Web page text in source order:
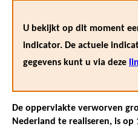
U bekijkt op dit moment
indicator. De actuele
gegevens kunt u via deze
De oppervlakte verworven
Nederland te realiseren, is